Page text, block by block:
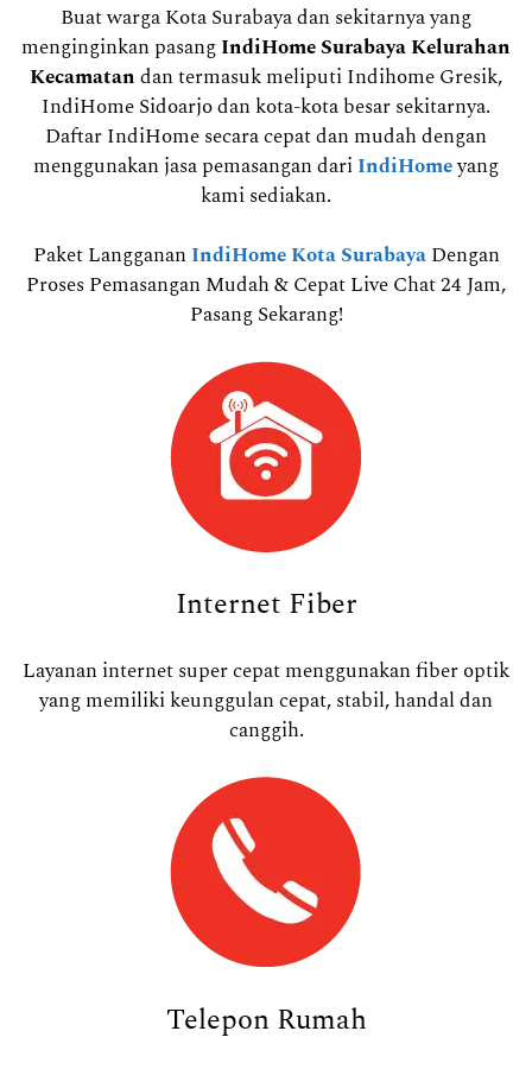
Buat warga Kota Surabaya dan sekitarnya yang
menginginkan pasangIndiHome Surabaya Kelurahan
Kecamatandan termasuk meliputi Indihome Gresik,
IndiHome Sidoarjo dan kota-kota besar sekitarnya.
Daftar IndiHome secara cepat dan mudah dengan
menggunakan jasa pemasangan dariIndiHomeyang
kami sediakan.
Paket Langganan IndiHome Kota SurabayaDengan
Proses Pemasangan Mudah & Cepat Live Chat 24 Jam,
Pasang Sekarang!
Internet Fiber
Layanan internet super cepat menggunakan fiber optik
yang memiliki keunggulan cepat, stabil, handal dan
canggih.
Telepon Rumah